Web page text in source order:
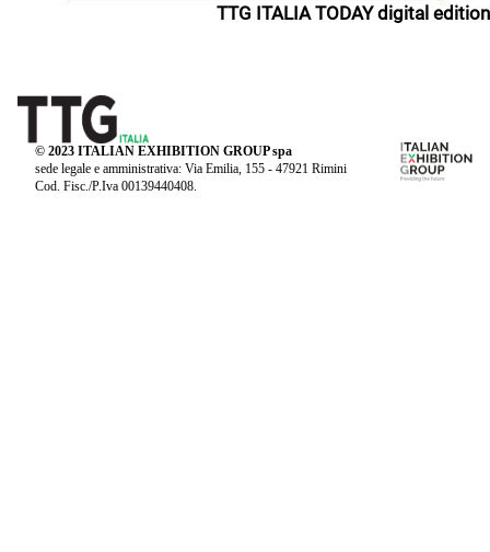
TTG ITALIA TODAY digital edition
© 2023 ITALIAN EXHIBITION GROUP spa
sede legale e amministrativa: Via Emilia, 155 - 47921 Rimini
Cod. Fisc./P.Iva 00139440408.